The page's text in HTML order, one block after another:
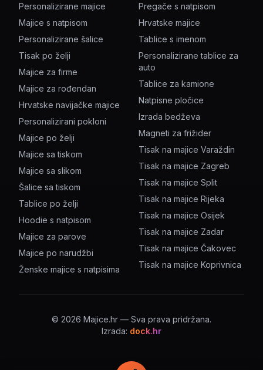
Personalizirane majice
Majice s natpisom
Personalizirane šalice
Tisak po želji
Majice za firme
Majice za rođendan
Hrvatske navijačke majice
Personalizirani pokloni
Majice po želji
Majice sa tiskom
Majice sa slikom
Šalice sa tiskom
Tablice po želji
Hoodie s natpisom
Majice za parove
Majice po narudžbi
Ženske majice s natpisima
Pregače s natpisom
Hrvatske majice
Tablice s imenom
Personalizirane tablice za
auto
Tablice za kamione
Natpisne pločice
Izrada bedževa
Magneti za frižider
Tisak na majice Varaždin
Tisak na majice Zagreb
Tisak na majice Split
Tisak na majice Rijeka
Tisak na majice Osijek
Tisak na majice Zadar
Tisak na majice Čakovec
Tisak na majice Koprivnica
© 2026 Majice.hr — Sva prava pridržana.
Izrada: dock.hr